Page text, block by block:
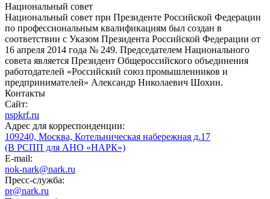
Национальный совет
Национальный совет при Президенте Российской Федерации
по профессиональным квалификациям был создан в
соответствии с Указом Президента Российской Федерации от
16 апреля 2014 года № 249. Председателем Национального
совета является Президент Общероссийского объединения
работодателей «Российский союз промышленников и
предпринимателей» Александр Николаевич Шохин.
Контакты
Сайт:
nspkrf.ru
Адрес для корреспонденции:
109240, Москва, Котельническая набережная д.17
(В РСПП для АНО «НАРК»)
E-mail:
nok-nark@nark.ru
Пресс-служба:
pr@nark.ru